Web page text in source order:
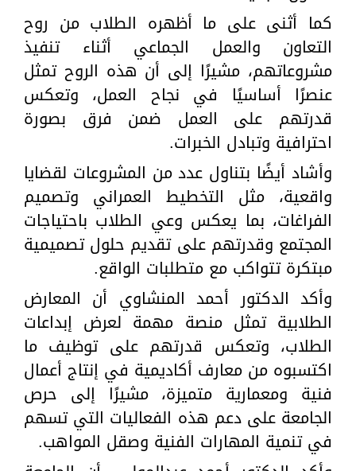
كما أثنى على ما أظهره الطلاب من روح
التعاون والعمل الجماعي أثناء تنفيذ
مشروعاتهم، مشيرًا إلى أن هذه الروح تمثل
عنصرًا أساسيًا في نجاح العمل، وتعكس
قدرتهم على العمل ضمن فرق بصورة
احترافية وتبادل الخبرات.
وأشاد أيضًا بتناول عدد من المشروعات لقضايا
واقعية، مثل التخطيط العمراني وتصميم
الفراغات، بما يعكس وعي الطلاب باحتياجات
المجتمع وقدرتهم على تقديم حلول تصميمية
مبتكرة تتواكب مع متطلبات الواقع.
وأكد الدكتور أحمد المنشاوي أن المعارض
الطلابية تمثل منصة مهمة لعرض إبداعات
الطلاب، وتعكس قدرتهم على توظيف ما
اكتسبوه من معارف أكاديمية في إنتاج أعمال
فنية ومعمارية متميزة، مشيرًا إلى حرص
الجامعة على دعم هذه الفعاليات التي تسهم
في تنمية المهارات الفنية وصقل المواهب.